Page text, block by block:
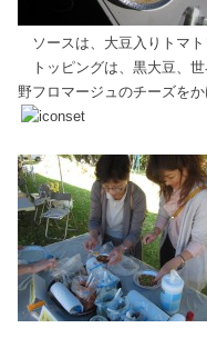
ソースは、大豆入りトマト
トッピングは、黒大豆、世
野フロマージュのチーズを